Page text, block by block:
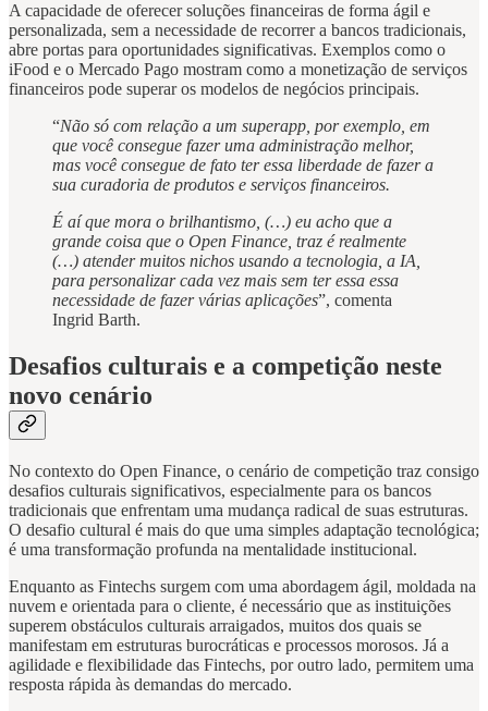
A capacidade de oferecer soluções financeiras de forma ágil e
personalizada, sem a necessidade de recorrer a bancos tradicionais,
abre portas para oportunidades significativas. Exemplos como o
iFood e o Mercado Pago mostram como a monetização de serviços
financeiros pode superar os modelos de negócios principais.
“Não só com relação a um superapp, por exemplo, em
que você consegue fazer uma administração melhor,
mas você consegue de fato ter essa liberdade de fazer a
sua curadoria de produtos e serviços financeiros.
É aí que mora o brilhantismo, (…) eu acho que a
grande coisa que o Open Finance, traz é realmente
(…) atender muitos nichos usando a tecnologia, a IA,
para personalizar cada vez mais sem ter essa essa
necessidade de fazer várias aplicações”, comenta
Ingrid Barth.
Desafios culturais e a competição neste
novo cenário
No contexto do Open Finance, o cenário de competição traz consigo
desafios culturais significativos, especialmente para os bancos
tradicionais que enfrentam uma mudança radical de suas estruturas.
O desafio cultural é mais do que uma simples adaptação tecnológica;
é uma transformação profunda na mentalidade institucional.
Enquanto as Fintechs surgem com uma abordagem ágil, moldada na
nuvem e orientada para o cliente, é necessário que as instituições
superem obstáculos culturais arraigados, muitos dos quais se
manifestam em estruturas burocráticas e processos morosos. Já a
agilidade e flexibilidade das Fintechs, por outro lado, permitem uma
resposta rápida às demandas do mercado.